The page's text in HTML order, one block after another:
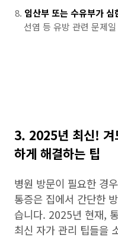
임산부 또는 수유부가
선염 등 유방 관련 문제
3. 2025년 최신! 겨
하게 해결하는 팁
병원 방문이 필요한 경
통증은 집에서 간단한
습니다. 2025년 현재,
최신 자가 관리 팁들을